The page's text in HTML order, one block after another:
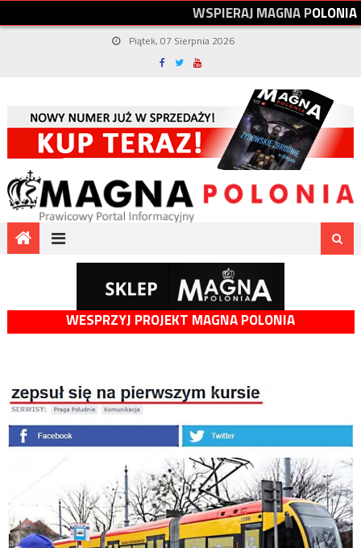
WSPIERAJMAGNAPOLONIA
Piątek, 07 Sierpnia 2026
WESPRZYJ PROJEKT MAGNA POLONIA